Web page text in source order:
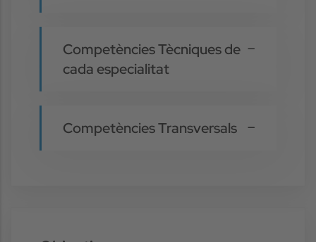
Competències Tècniques de
cada especialitat
Competències Transversals